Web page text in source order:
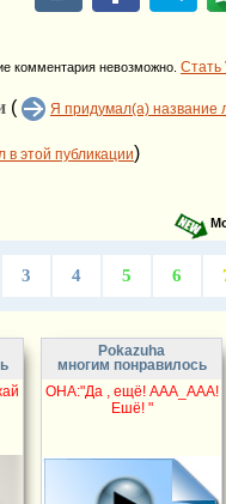
комментария невозможно. Стать
( Я придумал(а) название
этой публикации)
3 4 5 6
Pokazuha
многим понравилось
ОНА:"Да , ещё! ААА_ААА!
Ешё! "